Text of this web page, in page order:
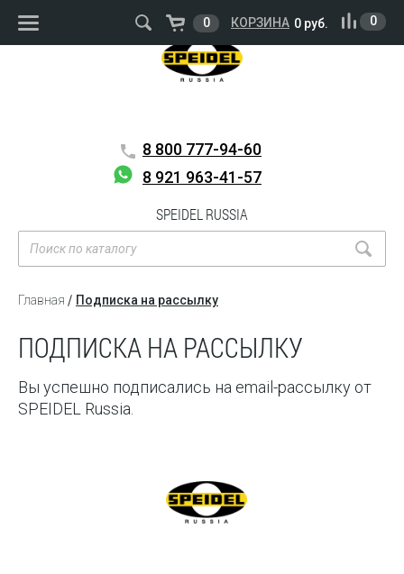
ВОЙТИ РЕГИСТРАЦИЯ
8 800 777-94-60
8 921 963-41-57
SPEIDEL RUSSIA
0 КОРЗИНА 0 руб. 0
Главная Подписка на рассылку
ПОДПИСКА НА РАССЫЛКУ
Вы успешно подписались на email-рассылку от
SPEIDEL Russia.